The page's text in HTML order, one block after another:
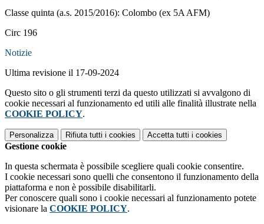
Classe quinta (a.s. 2015/2016): Colombo (ex 5A AFM)
Circ 196
Notizie
Ultima revisione il 17-09-2024
Questo sito o gli strumenti terzi da questo utilizzati si avvalgono di
cookie necessari al funzionamento ed utili alle finalità illustrate nella
COOKIE POLICY.
Personalizza Rifiuta tutti i cookies Accetta tutti i cookies
Gestione cookie
In questa schermata è possibile scegliere quali cookie consentire.
I cookie necessari sono quelli che consentono il funzionamento della
piattaforma e non è possibile disabilitarli.
Per conoscere quali sono i cookie necessari al funzionamento potete
visionare la COOKIE POLICY.